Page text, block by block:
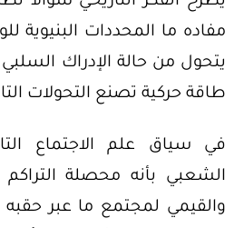
مفاده ما المحددات البنيوية
يتحول من حالة الإدراك السلبي
طاقة حركية تصنع التحولات
في سياق علم الاجتماع
الشعبي بأنه محصلة التراكم
والقيمي لمجتمع ما عبر حقبه